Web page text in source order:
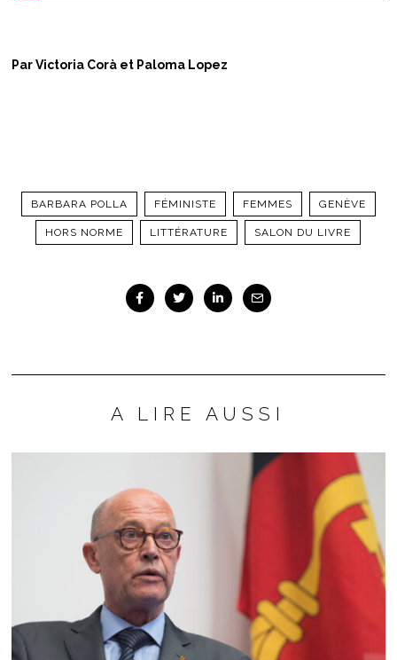
Par Victoria Corà et Paloma Lopez
BARBARA POLLA FÉMINISTE FEMMES GENÈVE
HORS NORME LITTÉRATURE SALON DU LIVRE
A LIRE AUSSI